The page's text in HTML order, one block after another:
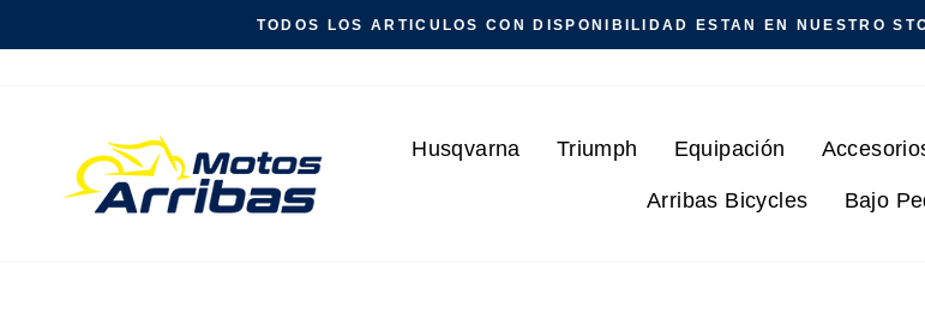
directamente
TODOS LOS ARTICULOS CON DISPONIBILIDAD ESTAN EN NUESTRO
Husqvarna Triumph Equipación
Arribas Bicycles Bajo